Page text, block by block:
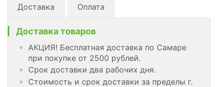
Доставка Оплата
Доставка товаров
АКЦИЯ! Бесплатная доставка по Самаре
при покупке от 2500 рублей.
Срок доставки два рабочих дня.
Стоимость и срок доставки за пределы г.